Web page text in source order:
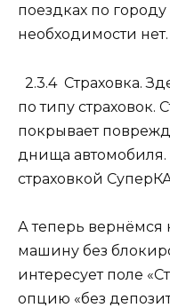
поездках по
необходимости нет.
2.3.4 Страховка.
по типу страховок.
покрывает
днища автомобиля.
страховкой
А теперь вернёмся
машину без
интересует поле
опцию «без